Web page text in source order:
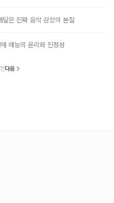
은 진짜 음악 감상의 본질
예능의 윤리와 진정성
다음